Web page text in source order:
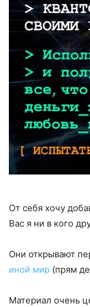
От себя хочу
Вас я ни в кого
Они открывают
иной мир (прям
Материал очень